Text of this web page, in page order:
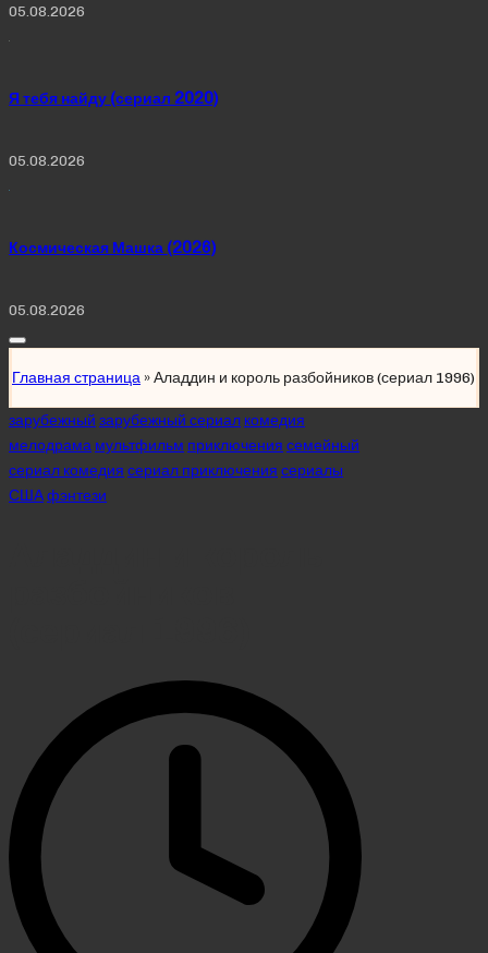
05.08.2026
Я тебя найду (сериал 2020)
05.08.2026
Космическая Машка (2026)
05.08.2026
Главная страница »Аладдин и король разбойников (сериал 1996)
Posted
in
зарубежный зарубежный сериал комедия
мелодрама мультфильм приключения семейный
сериал комедия сериал приключения сериалы
СШАфэнтези